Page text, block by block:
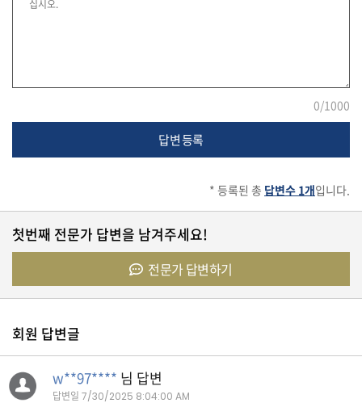
건
여
미/
일
0/1000
답변 등록
* 등록된 총 답변수 1개입니다.
첫번째 전문가 답변을 남겨주세요!
전문가 답변하기
회원 답변글
w**97**** 님 답변
답변일 7/30/2025 8:04:00 AM